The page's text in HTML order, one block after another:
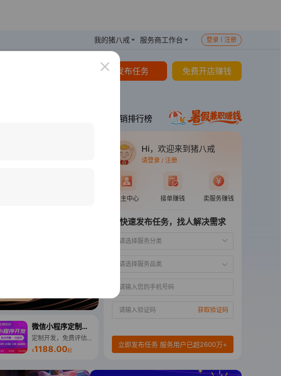
我的猪八戒 服务商工作台 登录 注册
发布任务 免费开店赚钱
热销排行榜
微信小程序定制开发
定制开发，免费评估需求
¥1188.00起
Hi，欢迎来到猪八戒
请登录 / 注册
雇主中心 接单赚钱 卖服务赚钱
快速发布任务，找人解决需求
获取验证码
立即发布任务 服务用户已超2600万+